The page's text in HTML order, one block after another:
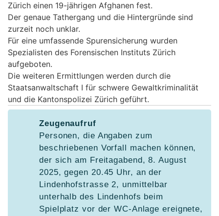
Zürich einen 19-jährigen Afghanen fest.
Der genaue Tathergang und die Hintergründe sind
zurzeit noch unklar.
Für eine umfassende Spurensicherung wurden
Spezialisten des Forensischen Instituts Zürich
aufgeboten.
Die weiteren Ermittlungen werden durch die
Staatsanwaltschaft I für schwere Gewaltkriminalität
und die Kantonspolizei Zürich geführt.
Zeugenaufruf
Personen, die Angaben zum
beschriebenen Vorfall machen können,
der sich am Freitagabend, 8. August
2025, gegen 20.45 Uhr, an der
Lindenhofstrasse 2, unmittelbar
unterhalb des Lindenhofs beim
Spielplatz vor der WC-Anlage ereignete,